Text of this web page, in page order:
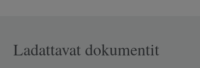
Ladattavat dokumentit